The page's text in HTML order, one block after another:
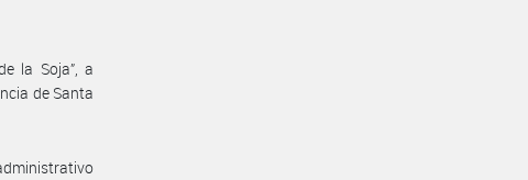
la Soja”, a
de Santa